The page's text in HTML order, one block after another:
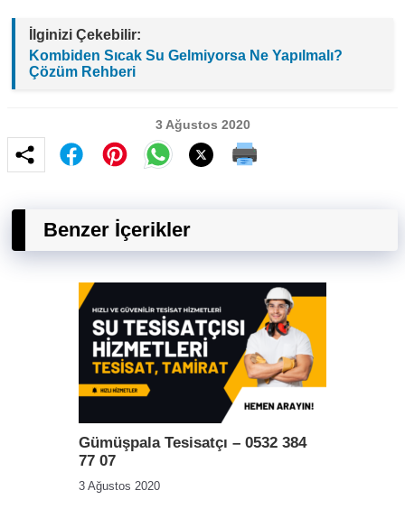
İlginizi Çekebilir:
Kombiden Sıcak Su Gelmiyorsa Ne Yapılmalı?
Çözüm Rehberi
3 Ağustos 2020
Benzer İçerikler
Gümüşpala Tesisatçı – 0532 384
77 07
3 Ağustos 2020